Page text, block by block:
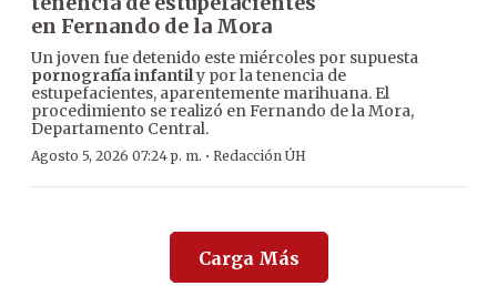
en Fernando de la Mora
Un joven fue detenido este miércoles por supuesta
pornografía infantily por la tenencia de
estupefacientes, aparentemente marihuana. El
procedimiento se realizó en Fernando de la Mora,
Departamento Central.
Agosto 5, 2026 07:24 p. m. · Redacción ÚH
Carga Más